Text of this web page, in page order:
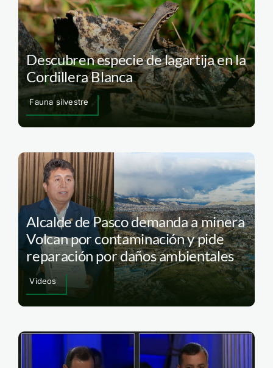
Descubren especie de lagartija en la
Cordillera Blanca
Fauna silvestre
Alcalde de Pasco demanda a minera
Volcan por contaminación y pide
reparación por daños ambientales
Videos